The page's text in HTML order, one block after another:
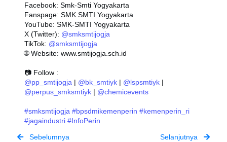
Facebook: Smk-Smti Yogyakarta
Fanspage: SMK SMTI Yogyakarta
YouTube: SMK-SMTI Yogyakarta
X (Twitter): @smksmtijogja
TikTok: @smksmtijogja
🌐 Website: www.smtijogja.sch.id
📷 Follow :
@pp_smtijogja | @bk_smtiyk | @lspsmtiyk
@perpus_smksmtiyk | @chemicevents
#smksmtijogja #bpsdmikemenperin #kemenperin_ri
#jagaindustri #InfoPerin
Sebelumnya
Selanjutnya